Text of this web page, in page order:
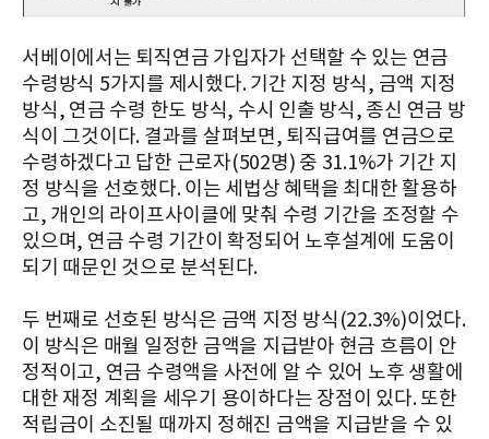
서베이에서는 퇴직연금 가입자가 선택할 수 있는 연금
수령방식 5가지를 제시했다. 기간 지정 방식, 금액 지정
방식, 연금 수령 한도 방식, 수시 인출 방식, 종신 연금 방
식이 그것이다. 결과를 살펴보면, 퇴직급여를 연금으로
수령하겠다고 답한 근로자(502명) 중 31.1%가 기간 지
정 방식을 선호했다. 이는 세법상 혜택을 최대한 활용하
고, 개인의 라이프사이클에 맞춰 수령 기간을 조정할 수
있으며, 연금 수령 기간이 확정되어 노후설계에 도움이
되기 때문인 것으로 분석된다.
두 번째로 선호된 방식은 금액 지정 방식(22.3%)이었다.
이 방식은 매월 일정한 금액을 지급받아 현금 흐름이 안
정적이고, 연금 수령액을 사전에 알 수 있어 노후 생활에
대한 재정 계획을 세우기 용이하다는 장점이 있다. 또한
적립금이 소진될 때까지 정해진 금액을 지급받을 수 있